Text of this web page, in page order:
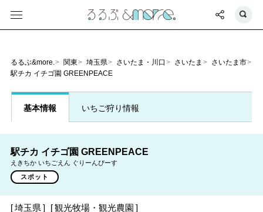
るるぶ&more. 関東 埼玉県 さいたま・川口 さいたま
さいたま市
駅チカ イチゴ園 GREENPEACE
基本情報 いちご狩り情報
駅チカ イチゴ園 GREENPEACE
えきちか いちごえん ぐりーんぴーす
スポット
埼玉県 観光牧場・観光農園